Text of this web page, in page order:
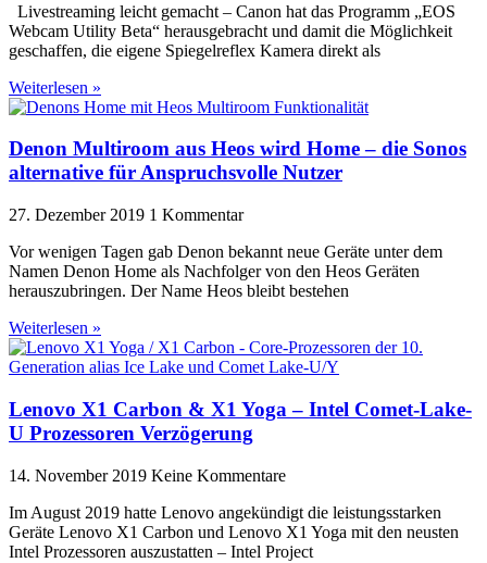
Livestreaming leicht gemacht – Canon hat das Programm „EOS
Webcam Utility Beta“ herausgebracht und damit die Möglichkeit
geschaffen, die eigene Spiegelreflex Kamera direkt als
Weiterlesen »
Denon Multiroom aus Heos wird Home – die Sonos
alternative für Anspruchsvolle Nutzer
27. Dezember 2019 1 Kommentar
Vor wenigen Tagen gab Denon bekannt neue Geräte unter dem
Namen Denon Home als Nachfolger von den Heos Geräten
herauszubringen. Der Name Heos bleibt bestehen
Weiterlesen »
Lenovo X1 Carbon & X1 Yoga – Intel Comet-Lake-
U Prozessoren Verzögerung
14. November 2019 Keine Kommentare
Im August 2019 hatte Lenovo angekündigt die leistungsstarken
Geräte Lenovo X1 Carbon und Lenovo X1 Yoga mit den neusten
Intel Prozessoren auszustatten – Intel Project